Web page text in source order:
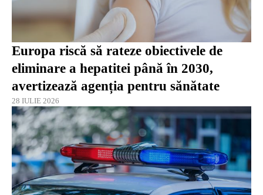
Europa riscă să rateze obiectivele de
eliminare a hepatitei până în 2030,
avertizează agenția pentru sănătate
28 IULIE 2026